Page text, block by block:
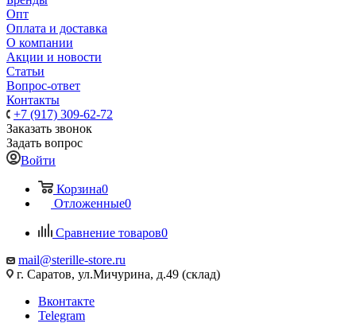
Опт
Оплата и доставка
О компании
Акции и новости
Статьи
Вопрос-ответ
Контакты
+7 (917) 309-62-72
Заказать звонок
Задать вопрос
Войти
Корзина0
Отложенные0
Сравнение товаров0
mail@sterille-store.ru
г. Саратов, ул.Мичурина, д.49 (склад)
Вконтакте
Telegram